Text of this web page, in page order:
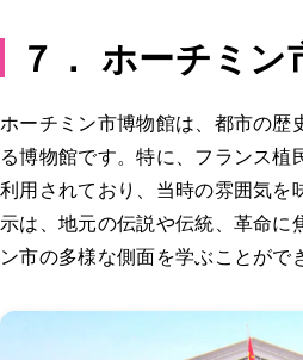
７． ホーチミン
ホーチミン市博物館は、都市の歴
る博物館です。特に、フランス植
利用されており、当時の雰囲気を
示は、地元の伝説や伝統、革命に
ン市の多様な側面を学ぶことがで